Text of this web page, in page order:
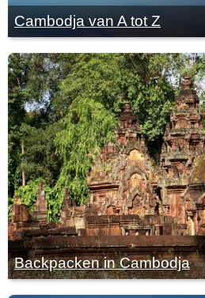
Cambodja van A tot Z
Backpacken in Cambodja